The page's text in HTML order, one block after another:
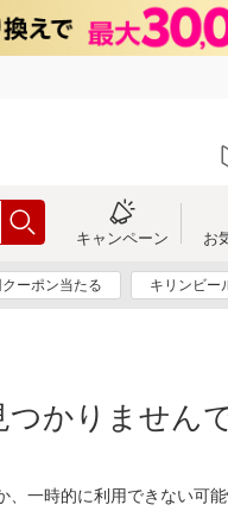
キャンペーン お
ーポン当たる キリンビー
かりませんで
一時的に利用できない可能